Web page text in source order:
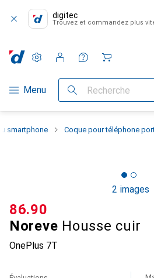
digitec
Trouvez et commandez plus
Navigation par catégorie
Menu Recherche
Paramètres
Compte client
Listes de comparaison
Listes d'envies
Panier
smartphone Coque pour téléphone
2 images
Noreve Housse cuir
OnePlus 7T
CHF
86.90